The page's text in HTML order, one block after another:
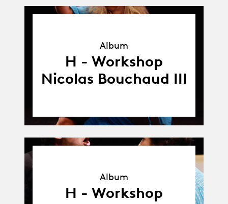
Album
H - Workshop
Nicolas Bouchaud III
Album
H - Workshop